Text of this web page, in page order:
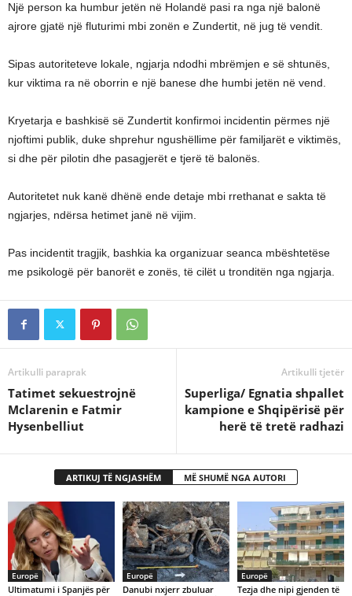
Një person ka humbur jetën në Holandë pasi ra nga një balonë
ajrore gjatë një fluturimi mbi zonën e Zundertit, në jug të vendit.
Sipas autoriteteve lokale, ngjarja ndodhi mbrëmjen e së shtunës,
kur viktima ra në oborrin e një banese dhe humbi jetën në vend.
Kryetarja e bashkisë së Zundertit konfirmoi incidentin përmes një
njoftimi publik, duke shprehur ngushëllime për familjarët e viktimës,
si dhe për pilotin dhe pasagjerët e tjerë të balonës.
Autoritetet nuk kanë dhënë ende detaje mbi rrethanat e sakta të
ngjarjes, ndërsa hetimet janë në vijim.
Pas incidentit tragjik, bashkia ka organizuar seanca mbështetëse
me psikologë për banorët e zonës, të cilët u tronditën nga ngjarja.
Artikulli paraprak
Tatimet sekuestrojnë
Mclarenin e Fatmir
Hysenbelliut
Artikulli tjetër
Superliga/ Egnatia shpallet
kampione e Shqipërisë për
herë të tretë radhazi
ARTIKUJ TË NGJASHËM MË SHUMË NGA AUTORI
Europë
Ultimatumi i Spanjës për
Europë
Danubi nxjerr zbuluar
Europë
Tezja dhe nipi gjenden të